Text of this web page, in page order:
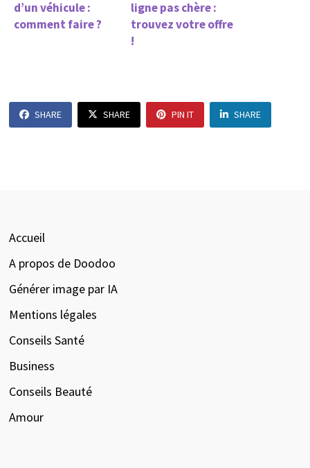
d’un véhicule :
comment faire ?
ligne pas chère :
trouvez votre offre
!
SHARE SHARE PIN IT SHARE
Accueil
A propos de Doodoo
Générer image par IA
Mentions légales
Conseils Santé
Business
Conseils Beauté
Amour